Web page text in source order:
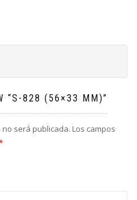
“S-828 (56×33 MM)”
será publicada. Los campos